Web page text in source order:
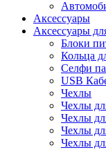
Аксессуары
Аксессуары
Блоки
Кольца
Селфи
USB
Чехлы
Чехлы
Чехлы
Чехлы
Чехлы